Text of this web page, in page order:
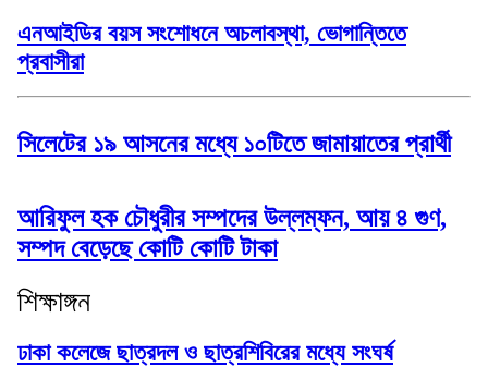
এনআইডির বয়স সংশোধনে অচলাবস্থা, ভোগান্তিতে
প্রবাসীরা
সিলেটের ১৯ আসনের মধ্যে ১০টিতে জামায়াতের প্রার্থী
আরিফুল হক চৌধুরীর সম্পদের উল্লম্ফন, আয় ৪ গুণ,
সম্পদ বেড়েছে কোটি কোটি টাকা
শিক্ষাঙ্গন
ঢাকা কলেজে ছাত্রদল ও ছাত্রশিবিরের মধ্যে সংঘর্ষ